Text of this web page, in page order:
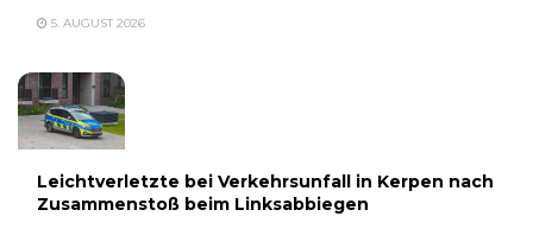
5. AUGUST 2026
Leichtverletzte bei Verkehrsunfall in Kerpen nach
Zusammenstoß beim Linksabbiegen